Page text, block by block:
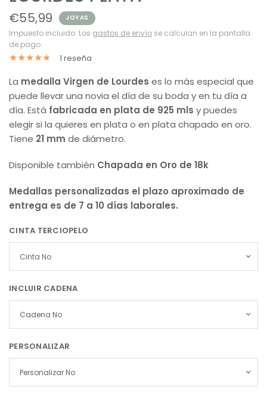
€55,99 JOYAS
Impuesto incluido. Los gastos de envío se calculan en la pantalla
de pago.
1 reseña
La medalla Virgen de Lourdes es lo más especial que
puede llevar una novia el día de su boda y en tu día a
día. Está fabricada en plata de 925 mls y puedes
elegir si la quieres en plata o en plata chapado en oro.
Tiene 21 mm de diámetro.
Disponible también Chapada en Oro de 18k
Medallas personalizadas el plazo aproximado de
entrega es de 7 a 10 días laborales.
CINTA TERCIOPELO
INCLUIR CADENA
PERSONALIZAR